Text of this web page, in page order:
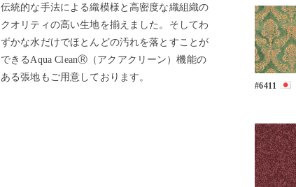
伝統的な手法による織模様と高密度な織組織の
クオリティの高い生地を揃えました。そしてわ
ずかな水だけでほとんどの汚れを落とすことが
できるAqua CleanⓇ（アクアクリーン）機能の
ある張地もご用意しております。
#6411